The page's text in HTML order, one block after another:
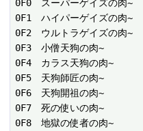
0F0　スーパーゲイズの肉~
0F1　ハイパーゲイズの肉~
0F2　ウルトラゲイズの肉~
0F3　小僧天狗の肉~
0F4　カラス天狗の肉~
0F5　天狗師匠の肉~
0F6　天狗開祖の肉~
0F7　死の使いの肉~
0F8　地獄の使者の肉~